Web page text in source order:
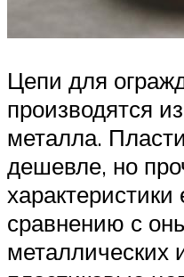
Цепи для
производятся
металла.
дешевле, но
сравнению с
металлических